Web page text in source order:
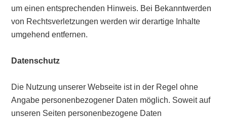
um einen entsprechenden Hinweis. Bei Bekanntwerden
von Rechtsverletzungen werden wir derartige Inhalte
umgehend entfernen.
Datenschutz
Die Nutzung unserer Webseite ist in der Regel ohne
Angabe personenbezogener Daten möglich. Soweit auf
unseren Seiten personenbezogene Daten